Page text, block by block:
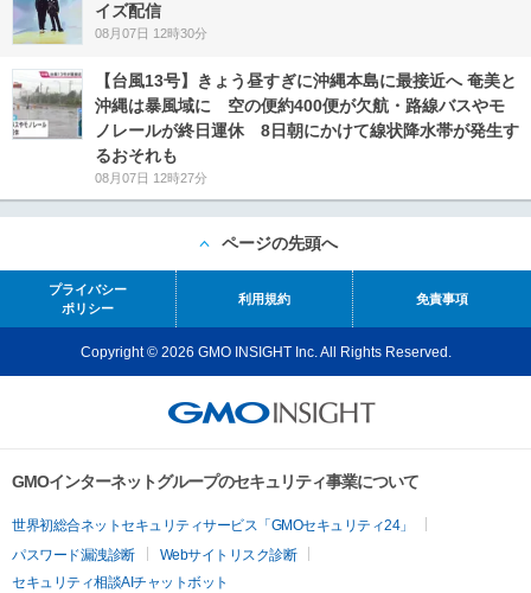
イズ配信
08月07日 12時30分
【台風13号】きょう昼すぎに沖縄本島に最接近へ 奄美と
沖縄は暴風域に 空の便約400便が欠航・路線バスやモ
ノレールが終日運休 8日朝にかけて線状降水帯が発生す
るおそれも
08月07日 12時27分
ページの先頭へ
プライバシー
ポリシー
利用規約 免責事項
Copyright © 2026 GMO INSIGHT Inc. All Rights Reserved.
GMOインターネットグループのセキュリティ事業について
世界初総合ネットセキュリティサービス「GMOセキュリティ24」
パスワード漏洩診断
Webサイトリスク診断
セキュリティ相談AIチャットボット